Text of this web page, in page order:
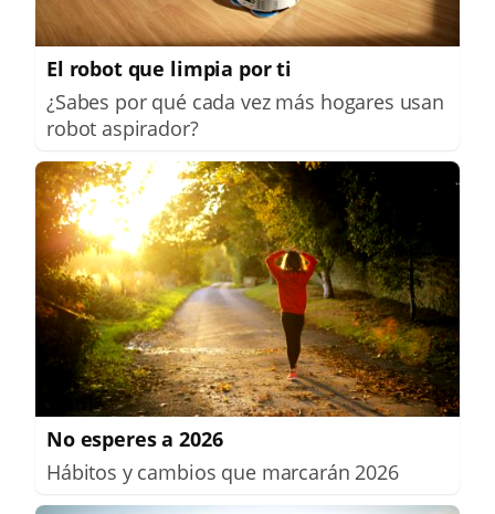
El robot que limpia por ti
¿Sabes por qué cada vez más hogares usan
robot aspirador?
No esperes a 2026
Hábitos y cambios que marcarán 2026